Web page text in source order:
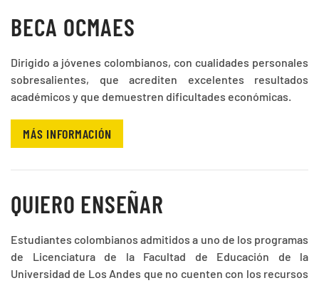
BECA OCMAES
Dirigido a jóvenes colombianos, con cualidades personales
sobresalientes, que acrediten excelentes resultados
académicos y que demuestren dificultades económicas.
MÁS INFORMACIÓN
QUIERO ENSEÑAR
Estudiantes colombianos admitidos a uno de los programas
de Licenciatura de la Facultad de Educación de la
Universidad de Los Andes que no cuenten con los recursos